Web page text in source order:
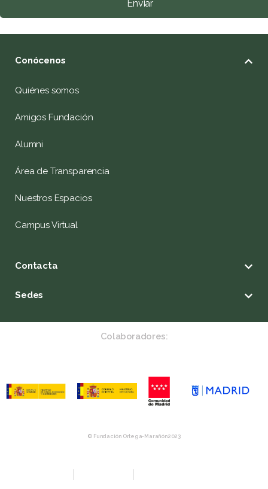
Enviar
Conócenos
Quiénes somos
Amigos Fundación
Alumni
Área de Transparencia
Nuestros Espacios
Campus Virtual
Contacta
Sedes
Colaboradores:
© Fundación Ortega-Marañón 2023